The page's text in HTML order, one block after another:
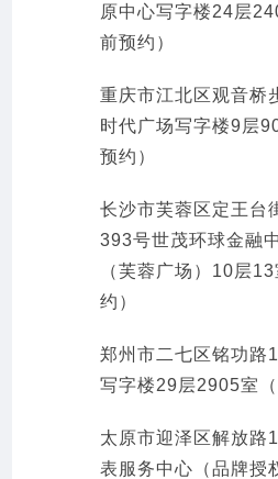
原中心写字楼24层
前预约）
重庆市江北区观音桥
时代广场写字楼9层
预约）
长沙市芙蓉区定王台
393号世茂环球金融
（芙蓉广场）10层
约）
郑州市二七区铭功路
写字楼29层2905室（
太原市迎泽区解放路
表服务中心（品牌授